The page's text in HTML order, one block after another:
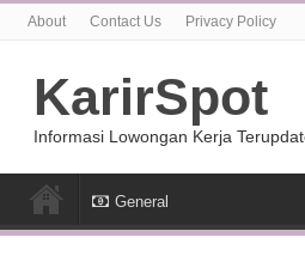
About Contact Us Privacy Policy
KarirSpot
Informasi Lowongan Kerja
General